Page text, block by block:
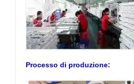
Processo di produzione: